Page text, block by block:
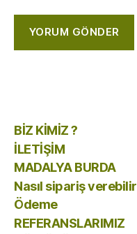
BİZ KİMİZ ?
İLETİŞİM
MADALYA BURDA
Nasıl sipariş
Ödeme
REFERANSLARIMIZ